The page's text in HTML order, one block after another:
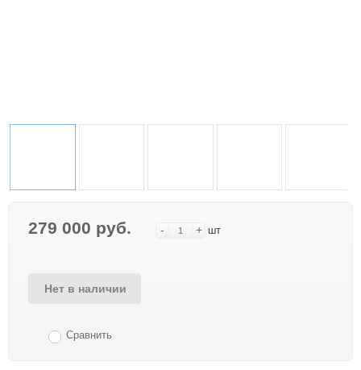
279 000 руб. - + шт
Нет в наличии
Сравнить